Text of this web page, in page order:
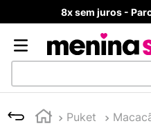
8x sem juros -
Puket
1
TÊNIS NEWS BALANCE